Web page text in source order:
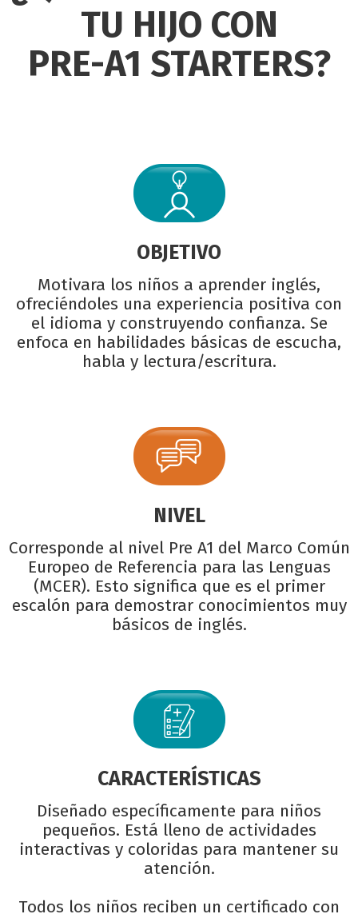
TU HIJO CON
PRE-A1 STARTERS?
OBJETIVO
Motivara los niños a aprender inglés,
ofreciéndoles una experiencia positiva con
el idioma y construyendo confianza. Se
enfoca en habilidades básicas de escucha,
habla y lectura/escritura.
NIVEL
Corresponde al nivel Pre A1 del Marco Común
Europeo de Referencia para las Lenguas
(MCER). Esto significa que es el primer
escalón para demostrar conocimientos muy
básicos de inglés.
CARACTERÍSTICAS
Diseñado específicamente para niños
pequeños. Está lleno de actividades
interactivas y coloridas para mantener su
atención.
Todos los niños reciben un certificado con